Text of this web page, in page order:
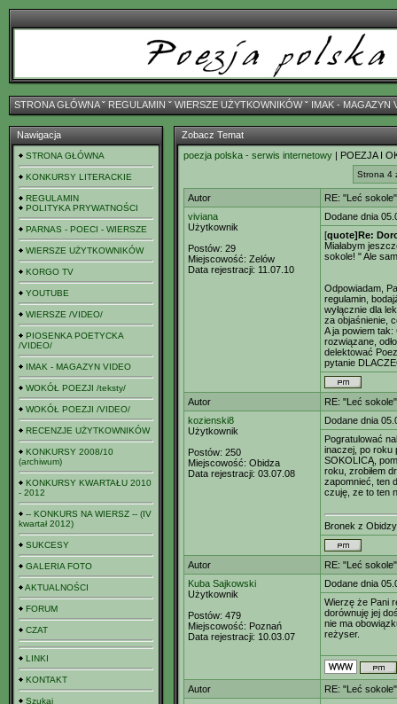
STRONA GŁÓWNAˇ REGULAMIN ˇ WIERSZE UŻYTKOWNIKÓWˇ IMAK - MAGAZYN
Nawigacja
STRONA GŁÓWNA
KONKURSY LITERACKIE
REGULAMIN
POLITYKA PRYWATNOŚCI
PARNAS - POECI - WIERSZE
WIERSZE UŻYTKOWNIKÓW
KORGO TV
YOUTUBE
WIERSZE /VIDEO/
PIOSENKA POETYCKA
/VIDEO/
IMAK - MAGAZYN VIDEO
WOKÓŁ POEZJI /teksty/
WOKÓŁ POEZJI /VIDEO/
RECENZJE UŻYTKOWNIKÓW
KONKURSY 2008/10
(archiwum)
KONKURSY KWARTAŁU 2010
- 2012
-- KONKURS NA WIERSZ -- (IV
kwartał 2012)
SUKCESY
GALERIA FOTO
AKTUALNOŚCI
FORUM
CZAT
LINKI
KONTAKT
Szukaj
Zobacz Temat
poezja polska - serwis internetowy | POEZJA I
Strona 4
Autor
RE: "Leć
viviana
Użytkownik
Postów: 29
Miejscowość: Zelów
Data rejestracji: 11.07.10
Dodane dnia
[quote]Re:
Miałabym
sokole! " Ale
Odpowiadam,
regulamin,
wyłącznie dla
za objaśnienie,
A ja powiem
rozwiązane,
delektować
pytanie
Autor
RE: "Leć
kozienski8
Użytkownik
Postów: 250
Miejscowość: Obidza
Data rejestracji: 03.07.08
Dodane dnia
Pogratulować
inaczej, po roku
SOKOLICĄ,
roku, zrobiłem
zapomnieć, ten
czuję, ze to ten
Bronek z Obidzy
Autor
RE: "Leć
Kuba Sajkowski
Użytkownik
Postów: 479
Miejscowość: Poznań
Data rejestracji: 10.03.07
Dodane dnia
Wierzę że Pani
dorównuję jej
nie ma
reżyser.
Autor
RE: "Leć